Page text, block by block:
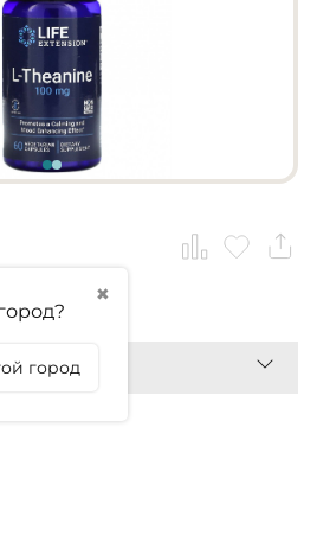
✖
город